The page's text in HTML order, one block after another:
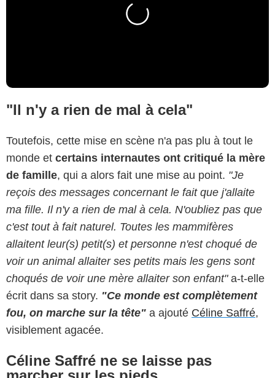
"Il n'y a rien de mal à cela"
Toutefois, cette mise en scène n'a pas plu à tout le
monde et certains internautes ont critiqué la mère
de famille, qui a alors fait une mise au point. "Je
reçois des messages concernant le fait que j'allaite
ma fille. Il n'y a rien de mal à cela. N'oubliez pas que
c'est tout à fait naturel. Toutes les mammifères
allaitent leur(s) petit(s) et personne n'est choqué de
voir un animal allaiter ses petits mais les gens sont
choqués de voir une mère allaiter son enfant"a-t-elle
écrit dans sa story. "Ce monde est complètement
fou, on marche sur la tête" a ajouté Céline Saffré,
visiblement agacée.
Céline Saffré ne se laisse pas